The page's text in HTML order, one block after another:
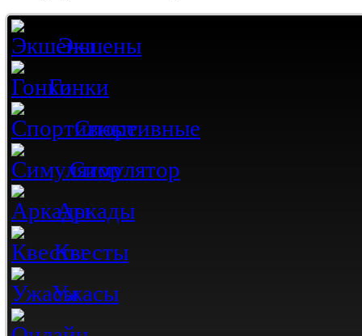
Экшены
Гонки
Спортивные
Симулятор
Аркады
Квесты
Ужасы